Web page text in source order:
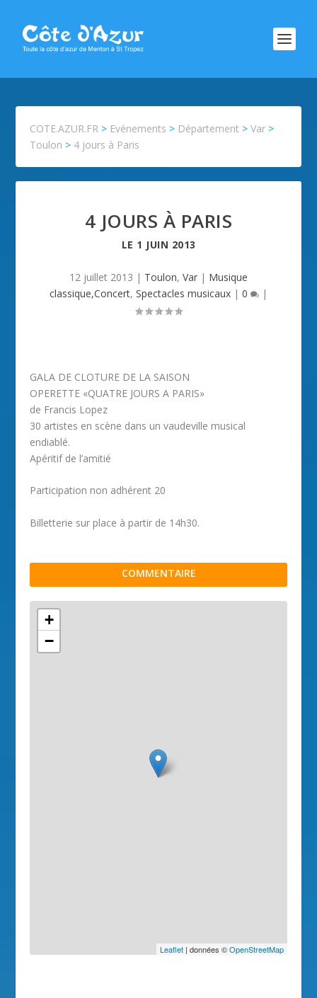
COTE.AZUR.FR > Evénements > Département >Var >
Toulon > 4 jours à Paris
4 JOURS À PARIS
LE 1 JUIN 2013
12 juillet 2013 | Toulon, Var | Musique
classique,Concert, Spectacles musicaux | 0 |
GALA DE CLOTURE DE LA SAISON
OPERETTE «QUATRE JOURS A PARIS»
de Francis Lopez
30 artistes en scène dans un vaudeville musical
endiablé.
Apéritif de l’amitié
Participation non adhérent 20
Billetterie sur place à partir de 14h30.
COMMENTAIRE
+
−
Leaflet| données ©OpenStreetMap